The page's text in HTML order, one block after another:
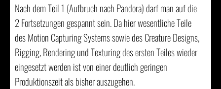
Nach dem Teil 1 (Aufbruch nach Pandora) darf man auf die
2 Fortsetzungen gespannt sein. Da hier wesentliche Teile
des Motion Capturing Systems sowie des Creature Designs,
Rigging, Rendering und Texturing des ersten Teiles wieder
eingesetzt werden ist von einer deutlich geringen
Produktionszeit als bisher auszugehen.